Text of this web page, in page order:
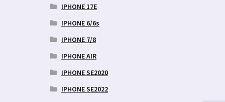
IPHONE 17E
IPHONE 6/6s
IPHONE 7/8
IPHONE AIR
IPHONE SE2020
IPHONE SE2022